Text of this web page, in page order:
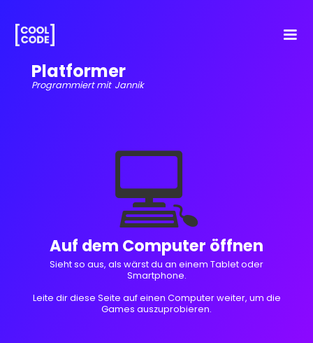
Platformer
Programmiert mit Jannik
💻
Auf dem Computer öffnen
Sieht so aus, als wärst du an einem Tablet oder
Smartphone.
Leite dir diese Seite auf einen Computer weiter, um die
Games auszuprobieren.